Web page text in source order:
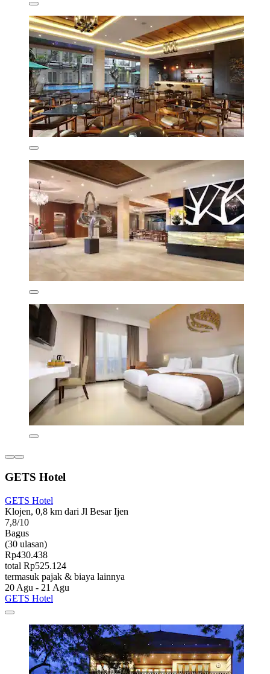
GETS Hotel
GETS Hotel
Klojen, 0,8 km dari Jl Besar Ijen
7,8/10
Bagus
(30 ulasan)
Rp430.438
total Rp525.124
termasuk pajak & biaya lainnya
20 Agu - 21 Agu
GETS Hotel